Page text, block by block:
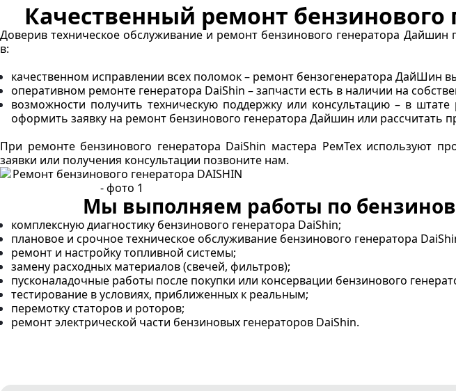
Качественный ремонт бензинового
Доверив техническое обслуживание и ремонт бензинового генератора
в:
качественном исправлении всех поломок – ремонт бензогенератора ДайШин
оперативном ремонте генератора DaiShin – запчасти есть в наличии на
возможности получить техническую поддержку или консультацию – в
оформить заявку на ремонт бензинового генератора Дайшин или рассчитать
При ремонте бензинового генератора DaiShin мастера РемТех используют
заявки или получения консультации позвоните нам.
Мы выполняем работы по
комплексную диагностику бензинового генератора DaiShin;
плановое и срочное техническое обслуживание бензинового генератора
ремонт и настройку топливной системы;
замену расходных материалов (свечей, фильтров);
пусконаладочные работы после покупки или консервации бензинового
тестирование в условиях, приближенных к реальным;
перемотку статоров и роторов;
ремонт электрической части бензиновых генераторов DaiShin.